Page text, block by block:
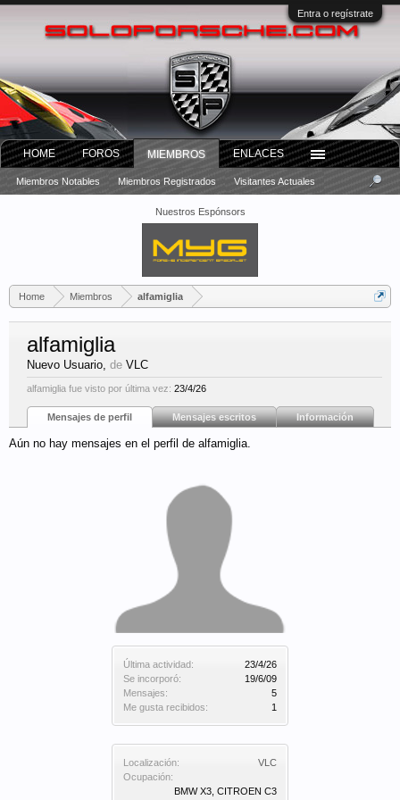
Entra o regístrate
Nuestros Espónsors
Home Miembros alfamiglia
Última actividad:
23/4/26
Se incorporó:
19/6/09
Mensajes:
5
Me gusta recibidos:
1
Localización:
VLC
Ocupación:
BMW X3, CITROEN C3
alfamiglia
Nuevo Usuario, de VLC
alfamiglia fue visto por última vez: 23/4/26
Mensajes de perfil Mensajes escritos Información
Aún no hay mensajes en el perfil de alfamiglia.
HOME FOROS MIEMBROS
Miembros Notables Miembros Registrados Visitantes Actuales
ENLACES